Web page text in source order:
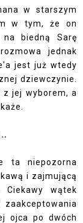
w starszym
w tym, że on
biedną Sarę
jednak
jest już wtedy
dziewczynie.
z jej wyborem, a
ta niepozorna
i zajmującą
wątek
ojca po dwóch